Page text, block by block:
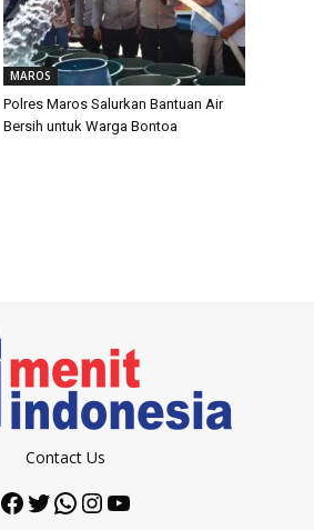
MAROS
Polres Maros Salurkan Bantuan Air
Bersih untuk Warga Bontoa
Contact Us
Facebook
Twitter
WhatsApp
Instagram
YouTube